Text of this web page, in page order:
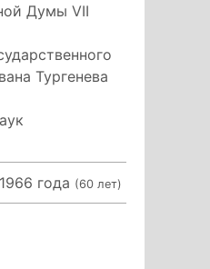
Думы VII
Тургенева
года (60 лет)